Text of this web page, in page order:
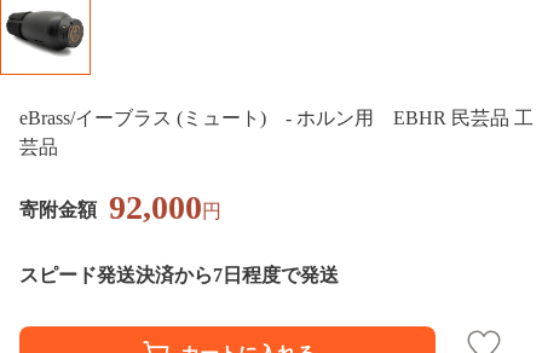
eBrass/イーブラス (ミュート) - ホルン用 EBHR 民芸品 工
芸品
寄附金額 92,000円
スピード発送決済から7日程度で発送